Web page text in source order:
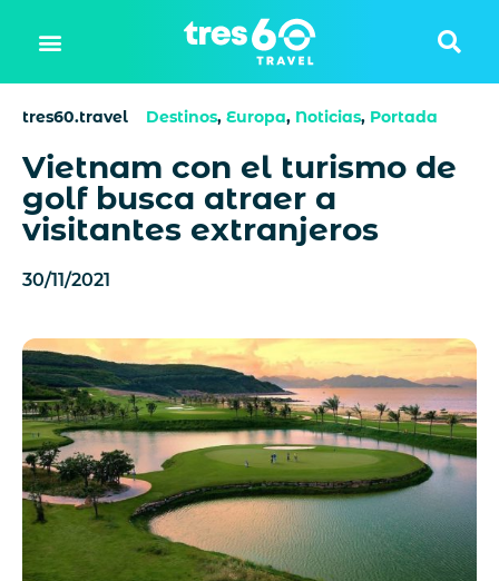
tres60.travel Destinos, Europa, Noticias, Portada
Vietnam con el turismo de
golf busca atraer a
visitantes extranjeros
30/11/2021